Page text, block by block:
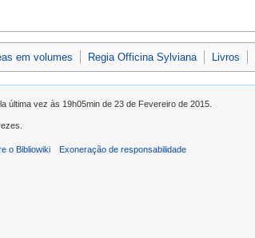
em volumes Regia Officina Sylviana Livros
última vez às 19h05min de 23 de Fevereiro de 2015.
o Bibliowiki Exoneração de responsabilidade